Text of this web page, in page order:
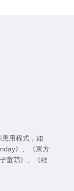
用程式，如
》
《東方
童萌》
《經